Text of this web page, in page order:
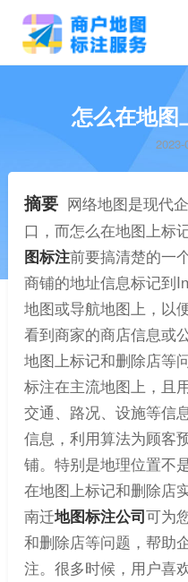
怎么在地图
摘要 网络地图是现代
口，而怎么在地图上标
图标注前要搞清楚的一
商铺的地址信息标记到
地图或导航地图上，以
看到商家的商店信息或
地图上标记和删除店等
标注在主流地图上，且
交通、路况、设施等信
信息，利用算法为顾客
铺。特别是地理位置不
在地图上标记和删除店
南迁地图标注公司可为
和删除店等问题，帮助
注。很多时候，用户喜